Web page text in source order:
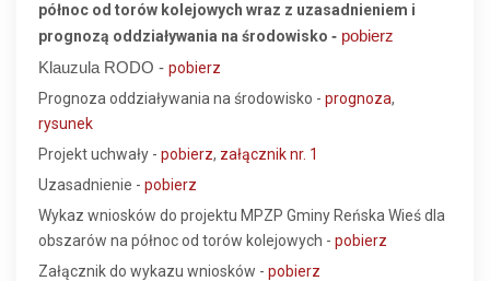
północ od torów kolejowych wraz z uzasadnieniem i
prognozą oddziaływania na środowisko - pobierz
Klauzula RODO - pobierz
Prognoza oddziaływania na środowisko - prognoza,
rysunek
Projekt uchwały - pobierz, załącznik nr. 1
Uzasadnienie - pobierz
Wykaz wniosków do projektu MPZP Gminy Reńska Wieś dla
obszarów na północ od torów kolejowych - pobierz
Załącznik do wykazu wniosków - pobierz